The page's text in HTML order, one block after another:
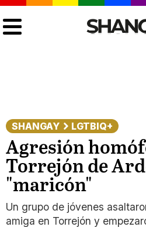
SHANGAY LGTBIQ+
Agresión
Torrejón de
"maricón"
Un grupo de jóvenes
amiga en Torrejón y